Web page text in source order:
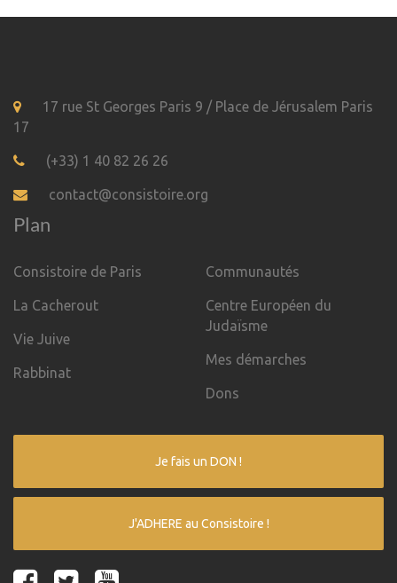
17 rue St Georges Paris 9 / Place de Jérusalem Paris
17
(+33) 1 40 82 26 26
contact@consistoire.org
Plan
Consistoire de Paris
La Cacherout
Vie Juive
Rabbinat
Communautés
Centre Européen du
Judaïsme
Mes démarches
Dons
Je fais un DON !
J'ADHERE au Consistoire !